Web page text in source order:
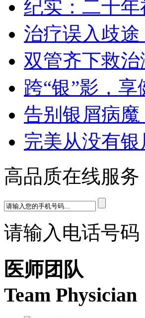
纪实：二十
治疗误入歧
双管齐下救
跨“银”影，享
告别银屑病魔
完美从没有
高品质在线服
请输入电话号
医师团队
Team Physician